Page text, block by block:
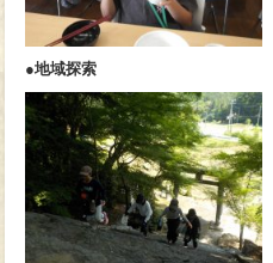
●地域探索